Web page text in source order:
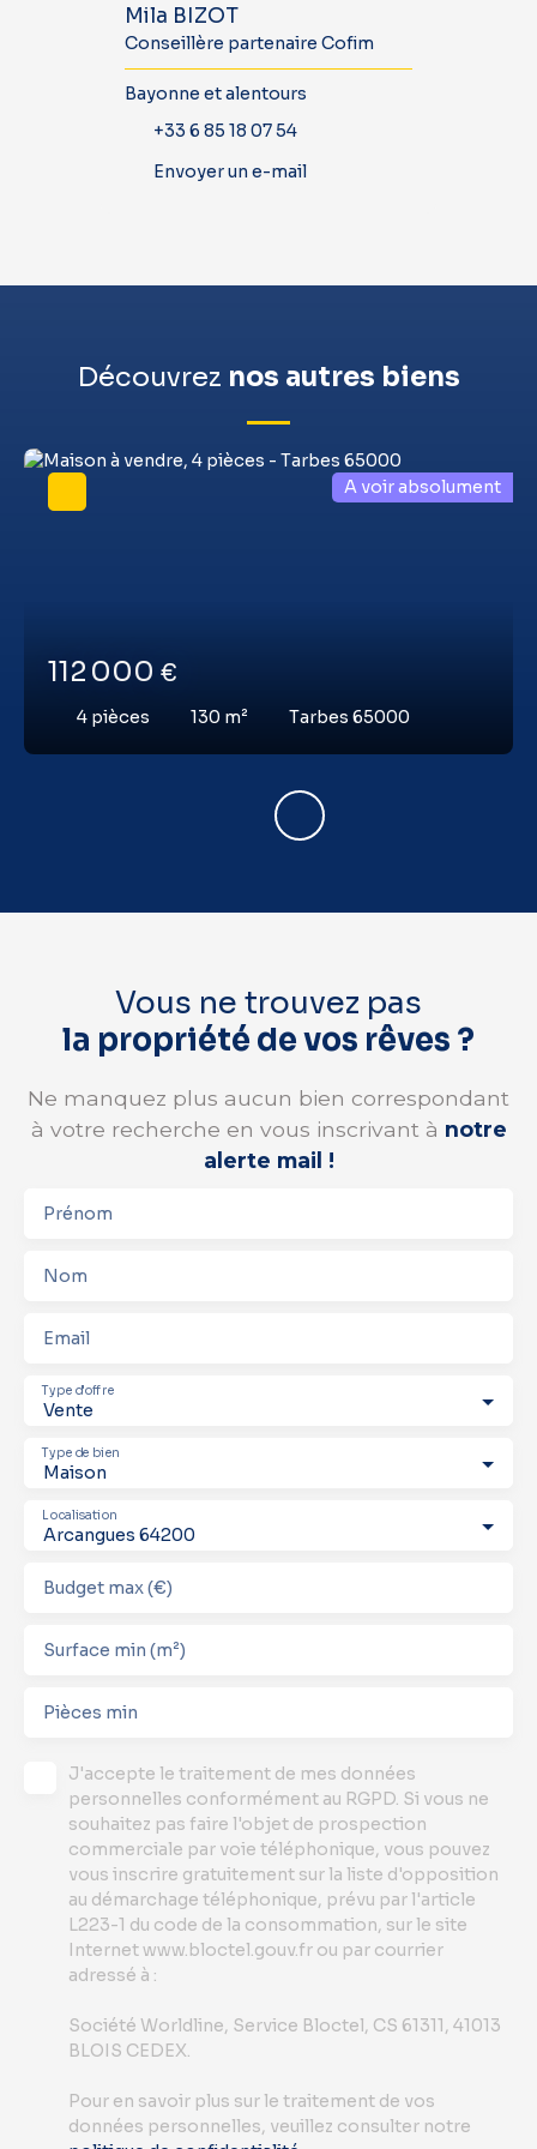
Mila BIZOT
Conseillère partenaire Cofim
Bayonne et alentours
+33 6 85 18 07 54
Envoyer un e-mail
Découvrez nos autres biens
112 000 €
4 pièces 130 m² Tarbes 65000
A voir absolument
Vous ne trouvez pas
la propriété de vos rêves ?
Ne manquez plus aucun bien correspondant
à votre recherche en vous inscrivant à notre
alerte mail !
Prénom
Nom
Email
Vente
Type d'offre
Maison
Type de bien
Arcangues 64200
Localisation
Budget max (€)
Surface min (m²)
Pièces min
J'accepte le traitement de mes données
personnelles conformément au RGPD. Si vous ne
souhaitez pas faire l'objet de prospection
commerciale par voie téléphonique, vous pouvez
vous inscrire gratuitement sur la liste d'opposition
au démarchage téléphonique, prévu par l'article
L223-1 du code de la consommation, sur le site
Internet www.bloctel.gouv.fr ou par courrier
adressé à :
Société Worldline, Service Bloctel, CS 61311, 41013
BLOIS CEDEX.
Pour en savoir plus sur le traitement de vos
données personnelles, veuillez consulter notre